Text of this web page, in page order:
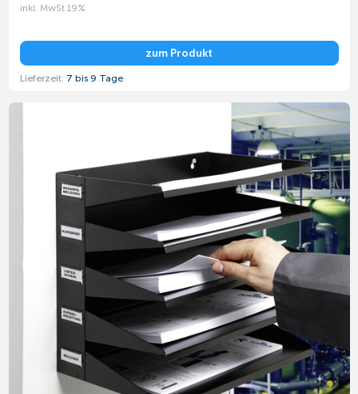
inkl. MwSt 19%
zum Produkt
Lieferzeit: 7 bis 9 Tage